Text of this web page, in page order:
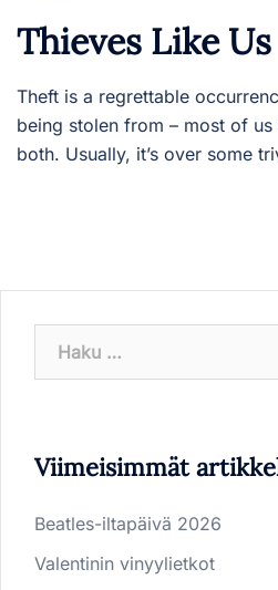
Thieves Like Us
Theft is a regrettable
being stolen from – most of
both. Usually, it’s over some
Viimeisimmät
Beatles-iltapäivä 2026
Valentinin vinyylietkot